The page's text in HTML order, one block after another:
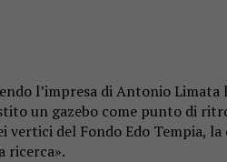
l’impresa di Antonio
un gazebo come punto di
del Fondo Edo Tempia,
ricerca».